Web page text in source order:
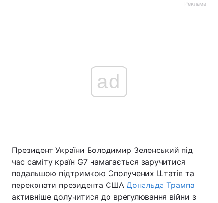
Україна Політика
Економіка Світ
Реклама
ad
Президент України Володимир Зеленський під
час саміту країн G7 намагається заручитися
подальшою підтримкою Сполучених Штатів та
переконати президента США Дональда Трампа
активніше долучитися до врегулювання війни з